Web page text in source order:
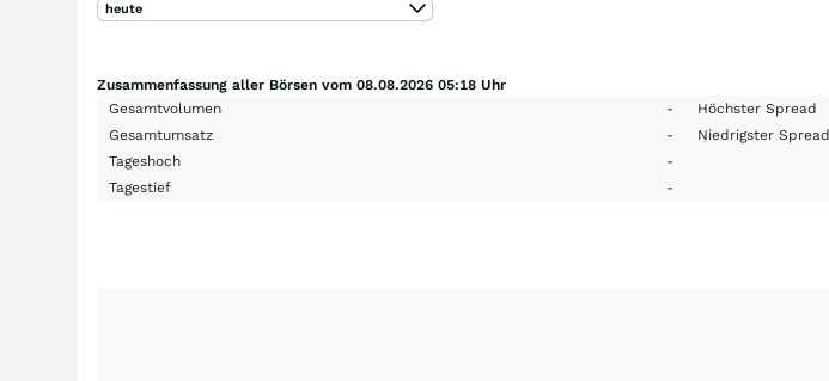
heute
Zusammenfassung aller Börsen vom 08.08.2026 05:18 Uhr
Gesamtvolumen
- Höchster Spread
Gesamtumsatz
- Niedrigster Spread
Tageshoch
-
Tagestief
-